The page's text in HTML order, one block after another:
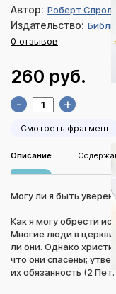
Автор: Роберт Спрол
Издательство:
0 отзывов
260 руб.
- +
Смотреть фрагмент
Описание
Могу ли я быть уверен
Как я могу обрести
Многие люди в
ли они. Однако
что они спасены;
их обязанность (2 Пет.